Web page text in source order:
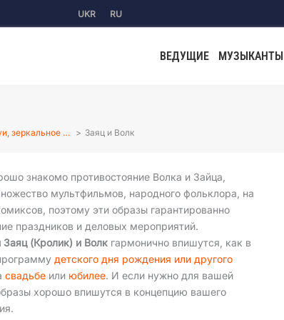
UKR RU
ВЕДУЩИЕ МУЗЫКАНТЫ
зеркальное … Заяц и Волк
знакомо противостояние Волка и Зайца,
мультфильмов, народного фольклора, на
поэтому эти образы гарантированно
праздников и деловых мероприятий.
Заяц (Кролик) и Волк гармонично впишутся, как в
детского дня рождения или другого
свадьбе или юбилее. И если нужно для вашей
хорошо впишутся в концепцию вашего